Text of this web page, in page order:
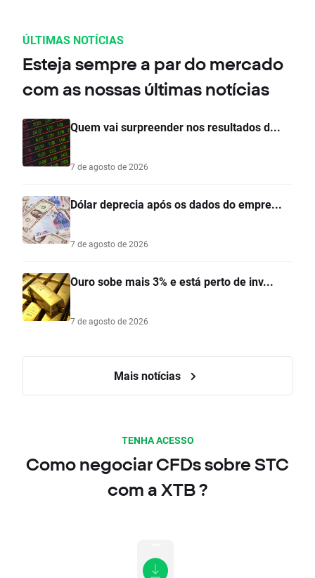
ÚLTIMAS NOTÍCIAS
Esteja sempre a par do mercado
com as nossas últimas notícias
Quem vai surpreender nos resultados d...
7 de agosto de 2026
Dólar deprecia após os dados do empre...
7 de agosto de 2026
Ouro sobe mais 3% e está perto de inv...
7 de agosto de 2026
Mais notícias
TENHA ACESSO
Como negociar CFDs sobre STC
com a XTB ?